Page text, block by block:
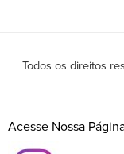
Todos os direitos
Acesse Nossa